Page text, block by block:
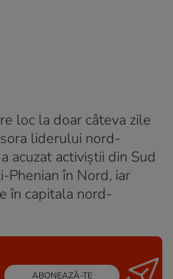
loc la doar câteva zile
liderului nord-
acuzat activiştii din Sud
Phenian în Nord, iar
în capitala nord-
ABONEAZĂ-TE